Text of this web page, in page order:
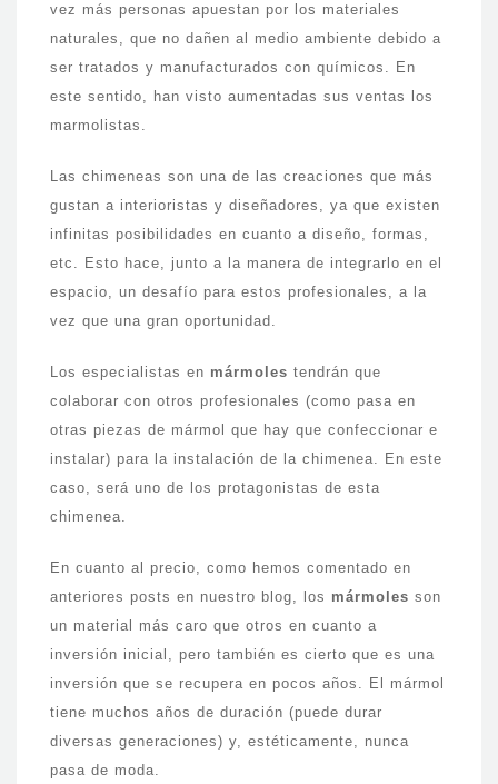
vez más personas apuestan por los materiales
naturales, que no dañen al medio ambiente debido a
ser tratados y manufacturados con químicos. En
este sentido, han visto aumentadas sus ventas los
marmolistas.
Las chimeneas son una de las creaciones que más
gustan a interioristas y diseñadores, ya que existen
infinitas posibilidades en cuanto a diseño, formas,
etc. Esto hace, junto a la manera de integrarlo en el
espacio, un desafío para estos profesionales, a la
vez que una gran oportunidad.
Los especialistas en mármoles tendrán que
colaborar con otros profesionales (como pasa en
otras piezas de mármol que hay que confeccionar e
instalar) para la instalación de la chimenea. En este
caso, será uno de los protagonistas de esta
chimenea.
En cuanto al precio, como hemos comentado en
anteriores posts en nuestro blog, los mármoles son
un material más caro que otros en cuanto a
inversión inicial, pero también es cierto que es una
inversión que se recupera en pocos años. El mármol
tiene muchos años de duración (puede durar
diversas generaciones) y, estéticamente, nunca
pasa de moda.